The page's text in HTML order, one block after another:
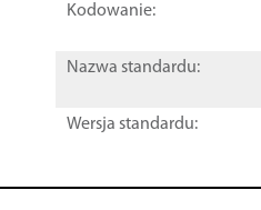
Kodowanie:
Nazwa standardu:
Wersja standardu: